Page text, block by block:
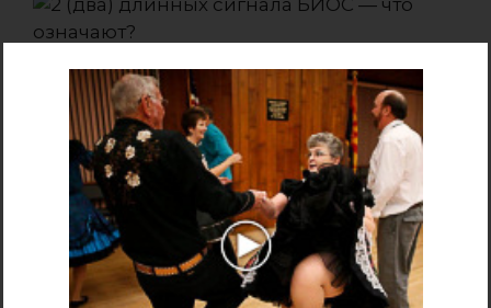
AST BIOS